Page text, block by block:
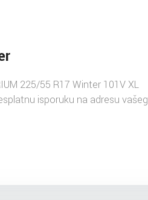
225/55 R17 Winter 101V XL
isporuku na adresu vašeg